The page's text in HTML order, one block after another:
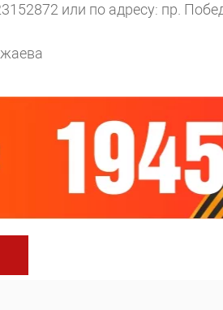
или по адресу: пр.